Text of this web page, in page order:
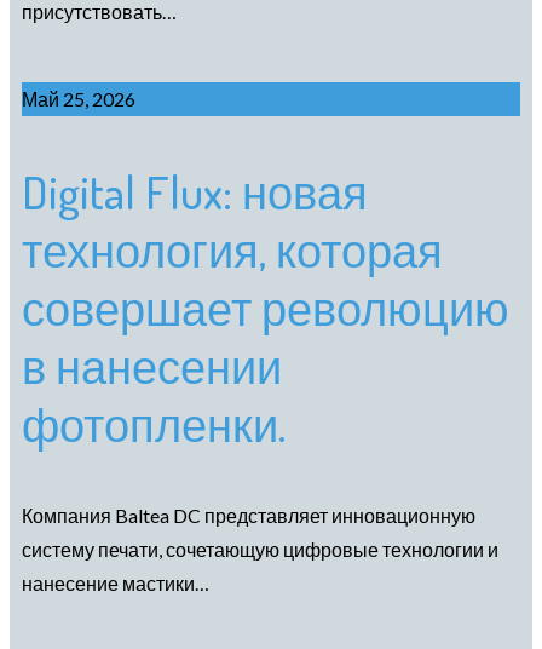
присутствовать…
Май 25, 2026
Digital Flux: новая
технология, которая
совершает революцию
в нанесении
фотопленки.
Компания Baltea DC представляет инновационную
систему печати, сочетающую цифровые технологии и
нанесение мастики…